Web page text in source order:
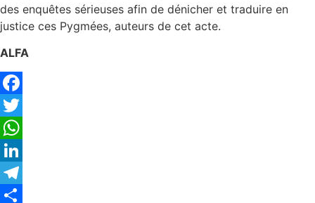
des enquêtes sérieuses afin de dénicher et traduire en
justice ces Pygmées, auteurs de cet acte.
ALFA
Facebook
Twitter
WhatsApp
LinkedIn
Telegram